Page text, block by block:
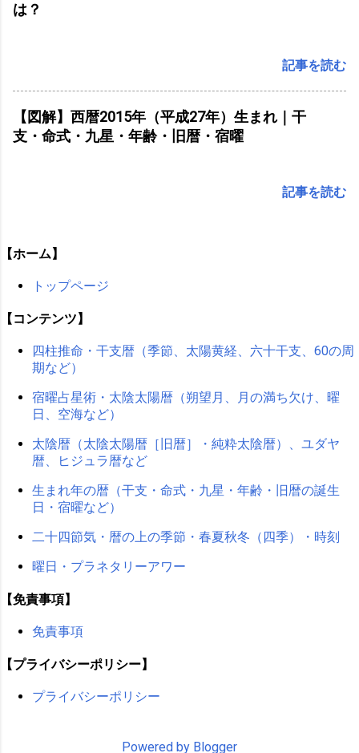
は？
記事を読む
【図解】西暦2015年（平成27年）生まれ｜干
支・命式・九星・年齢・旧暦・宿曜
記事を読む
【ホーム】
トップページ
【コンテンツ】
四柱推命・干支暦（季節、太陽黄経、六十干支、60の周
期など）
宿曜占星術・太陰太陽暦（朔望月、月の満ち欠け、曜
日、空海など）
太陰暦（太陰太陽暦［旧暦］・純粋太陰暦）、ユダヤ
暦、ヒジュラ暦など
生まれ年の暦（干支・命式・九星・年齢・旧暦の誕生
日・宿曜など）
二十四節気・暦の上の季節・春夏秋冬（四季）・時刻
曜日・プラネタリーアワー
【免責事項】
免責事項
【プライバシーポリシー】
プライバシーポリシー
Powered by Blogger